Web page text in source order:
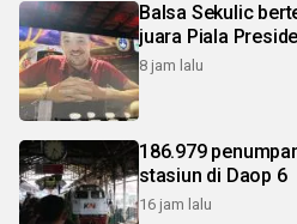
Balsa Sekulic
juara Piala
8 jam lalu
186.979
stasiun di Daop 6
16 jam lalu